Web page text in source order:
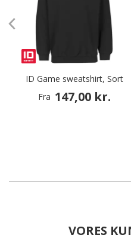
ID Game sweatshirt, Sort
Fra 147,00 kr.
VORES